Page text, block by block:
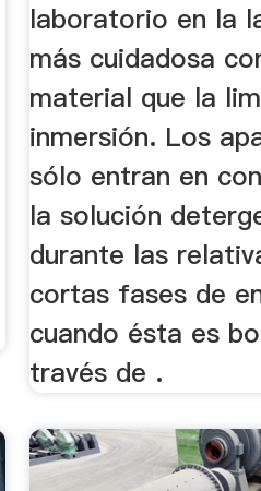
laboratorio en la
más cuidadosa
material que la
inmersión. Los
sólo entran en
la solución
durante las
cortas fases de
cuando ésta es
través de .